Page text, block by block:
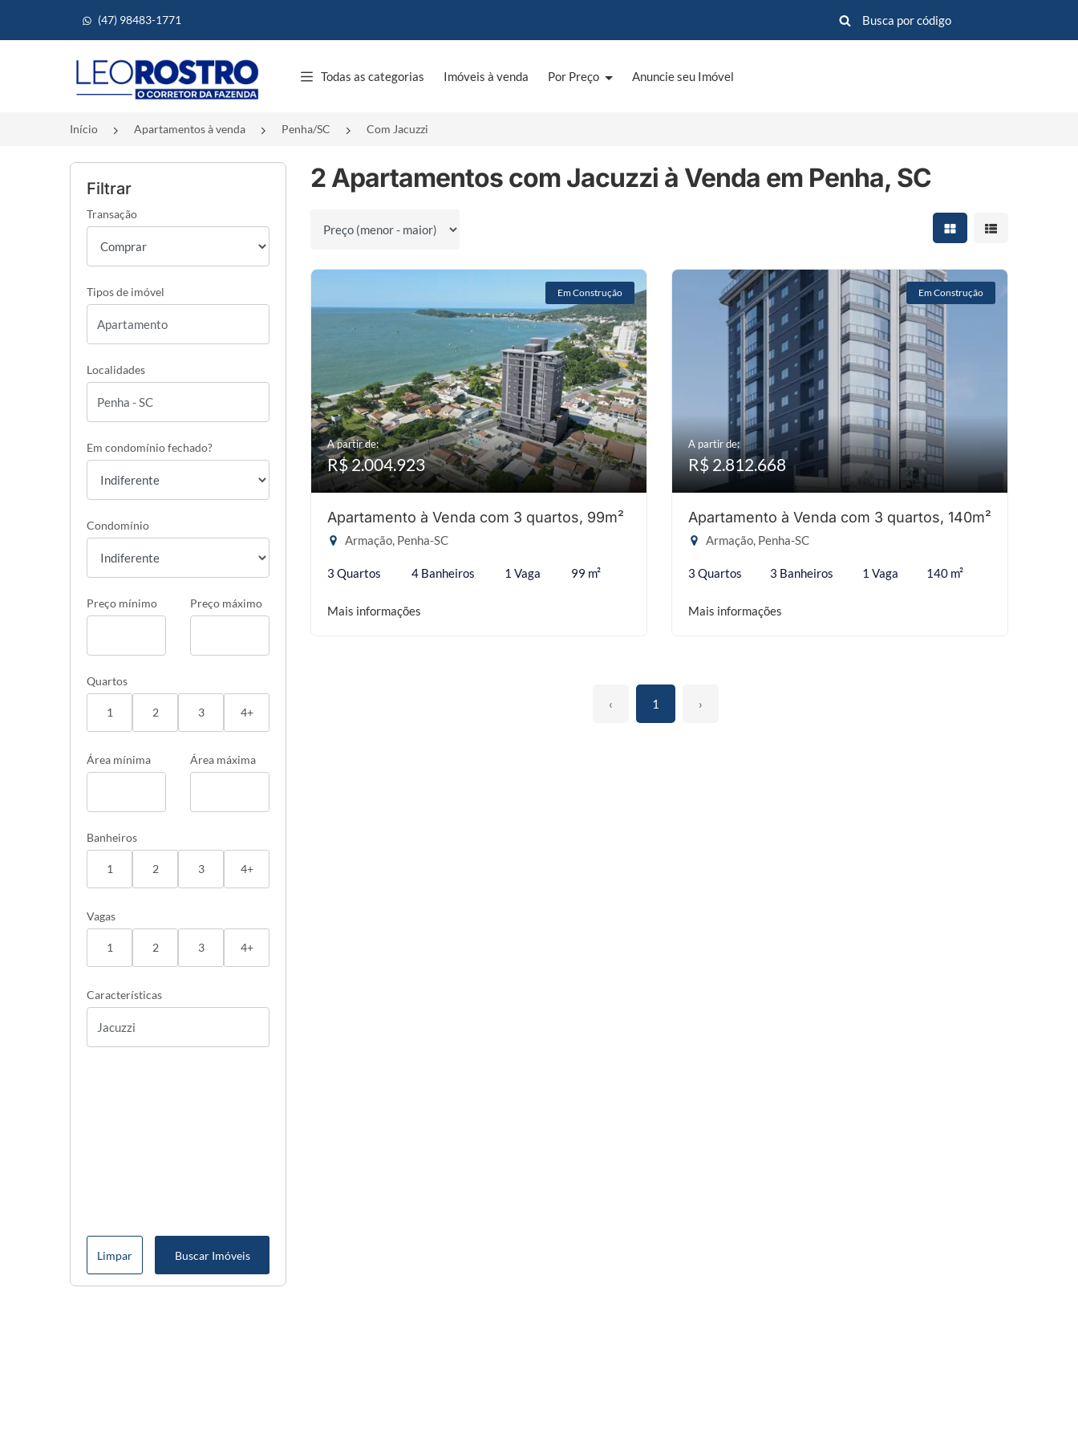
(47) 98483-1771
Página inicial
Todas as categorias Imóveis à venda Por Preço Anuncie seu Imóvel
Início Apartamentos à venda Penha/SC Com Jacuzzi
Filtrar
Transação
Tipos de imóvel
Localidades
Em condomínio fechado?
Condomínio
Preço mínimo Preço máximo
Quartos
1 2 3 4+
Área mínima Área máxima
Banheiros
1 2 3 4+
Vagas
1 2 3 4+
Características
Limpar Buscar Imóveis
2 Apartamentos com Jacuzzi à Venda em Penha, SC
Ordenar por Mostrar resultados em
Mostrar
Em Construção
A partir de:
R$ 2.004.923
Apartamento à Venda com 3 quartos, 99m²
Armação, Penha-SC
3 Quartos 4 Banheiros 1 Vaga 99 m²
Mais informações
Em Construção
A partir de:
R$ 2.812.668
Apartamento à Venda com 3 quartos, 140m²
Armação, Penha-SC
3 Quartos 3 Banheiros 1 Vaga 140 m²
Mais informações
‹ 1 ›